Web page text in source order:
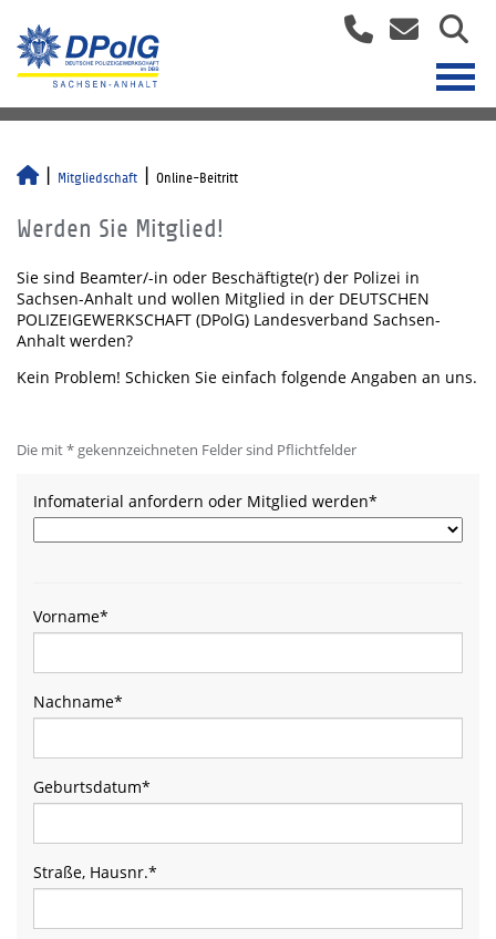
Mitgliedschaft Online-Beitritt
Werden Sie Mitglied!
Sie sind Beamter/-in oder Beschäftigte(r) der Polizei in
Sachsen-Anhalt und wollen Mitglied in der DEUTSCHEN
POLIZEIGEWERKSCHAFT (DPolG) Landesverband Sachsen-
Anhalt werden?
Kein Problem! Schicken Sie einfach folgende Angaben an uns.
Die mit * gekennzeichneten Felder sind Pflichtfelder
Infomaterial anfordern oder Mitglied werden*
Vorname*
Nachname*
Geburtsdatum*
Straße, Hausnr.*